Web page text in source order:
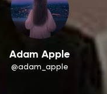
Adam Apple
@adam_apple